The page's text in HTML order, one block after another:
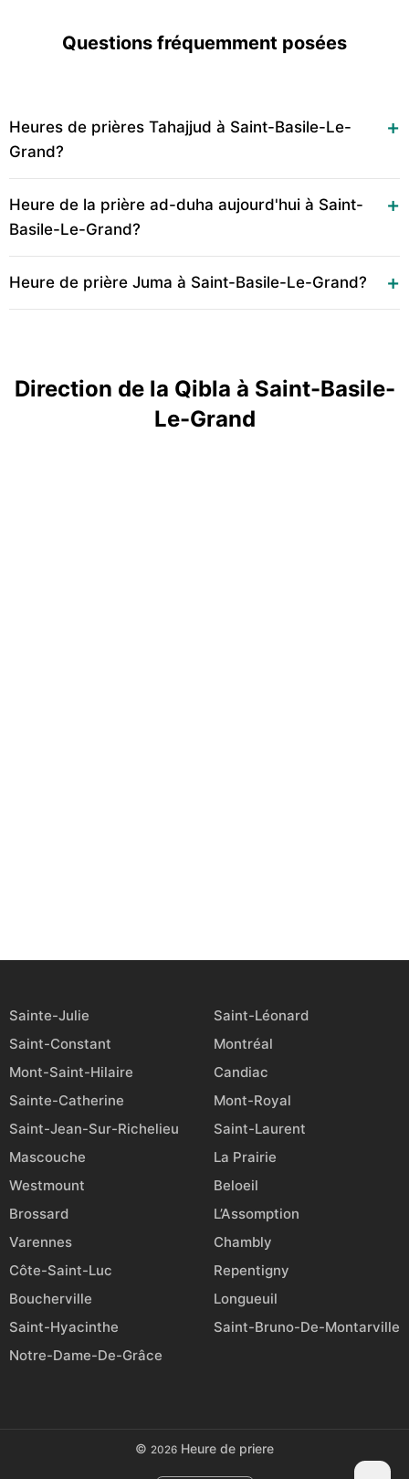
Questions fréquemment posées
Heures de prières Tahajjud à Saint-Basile-Le-
Grand?
Heure de la prière ad-duha aujourd'hui à Saint-
Basile-Le-Grand?
Heure de prière Juma à Saint-Basile-Le-Grand?
Direction de la Qibla à Saint-Basile-
Le-Grand
Sainte-Julie
Saint-Léonard
Saint-Constant
Montréal
Mont-Saint-Hilaire
Candiac
Sainte-Catherine
Mont-Royal
Saint-Jean-Sur-Richelieu
Saint-Laurent
Mascouche
La Prairie
Westmount
Beloeil
Brossard
L’Assomption
Varennes
Chambly
Côte-Saint-Luc
Repentigny
Boucherville
Longueuil
Saint-Hyacinthe
Saint-Bruno-De-Montarville
Notre-Dame-De-Grâce
© 2026 Heure de priere